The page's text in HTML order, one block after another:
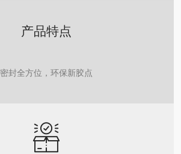
产品特点
密封全方位，环保新胶点